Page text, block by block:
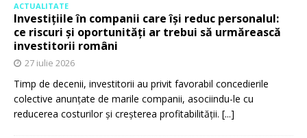
ACTUALITATE
Investițiile în companii care își reduc personalul:
ce riscuri și oportunități ar trebui să urmărească
investitorii români
27 iulie 2026
Timp de decenii, investitorii au privit favorabil concedierile
colective anunțate de marile companii, asociindu-le cu
reducerea costurilor și creșterea profitabilității. [...]